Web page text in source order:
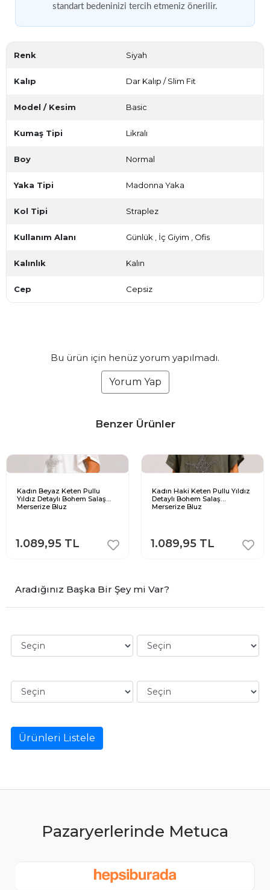
standart bedeninizi tercih etmeniz önerilir.
Renk Siyah
Kalıp Dar Kalıp / Slim Fit
Model / Kesim Basic
Kumaş Tipi Likralı
Boy Normal
Yaka Tipi Madonna Yaka
Kol Tipi Straplez
Kullanım Alanı Günlük İç Giyim Ofis
Kalınlık Kalın
Cep Cepsiz
Bu ürün için henüz yorum yapılmadı.
Yorum Yap
Benzer Ürünler
Kadın Beyaz Keten Pullu
Yıldız Detaylı Bohem Salaş
Merserize Bluz
1.089,95 TL
Kadın Haki Keten Pullu Yıldız
Detaylı Bohem Salaş
Merserize Bluz
1.089,95 TL
Aradığınız Başka Bir Şey mi Var?
Ürünleri Listele